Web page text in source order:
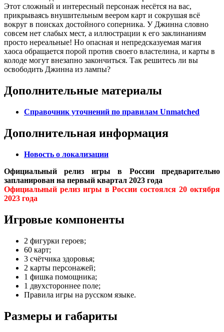
Этот сложный и интересный персонаж несётся на вас,
прикрываясь внушительным веером карт и сокрушая всё
вокруг в поисках достойного соперника. У Джинна словно
совсем нет слабых мест, а иллюстрации к его заклинаниям
просто нереальные! Но опасная и непредсказуемая магия
хаоса обращается порой против своего властелина, и карты в
колоде могут внезапно закончиться. Так решитесь ли вы
освободить Джинна из лампы?
Дополнительные материалы
Справочник уточнений по правилам Unmatched
Дополнительная информация
Новость о локализации
Официальный релиз игры в России предварительно
запланирован на первый квартал 2023 года
Официальный релиз игры в России состоялся 20 октября
2023 года
Игровые компоненты
2 фигурки героев;
60 карт;
3 счётчика здоровья;
2 карты персонажей;
1 фишка помощника;
1 двухстороннее поле;
Правила игры на русском языке.
Размеры и габариты